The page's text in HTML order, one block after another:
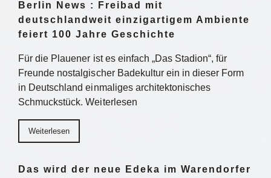
Berlin News : Freibad mit
deutschlandweit einzigartigem Ambiente
feiert 100 Jahre Geschichte
Für die Plauener ist es einfach „Das Stadion“, für
Freunde nostalgischer Badekultur ein in dieser Form
in Deutschland einmaliges architektonisches
Schmuckstück. Weiterlesen
Weiterlesen
Das wird der neue Edeka im Warendorfer